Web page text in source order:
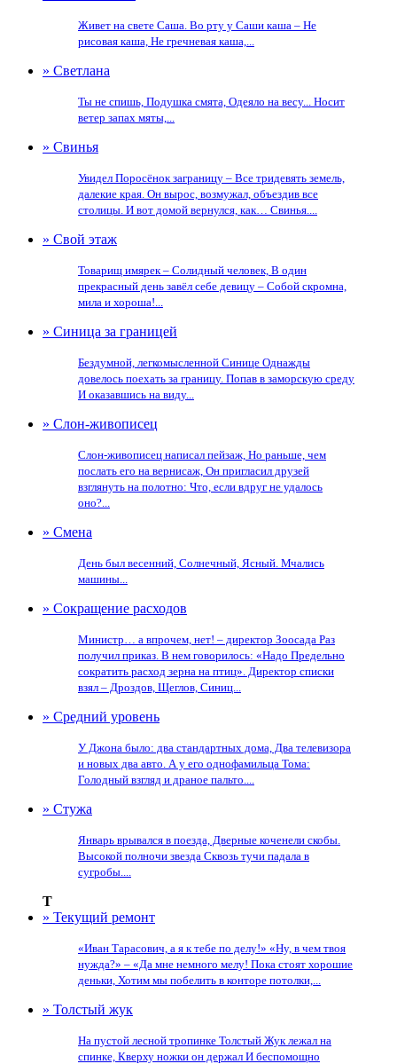
Живет на свете Саша. Во рту у Саши каша – Не
рисовая каша, Не гречневая каша,...
» Светлана
Ты не спишь, Подушка смята, Одеяло на весу... Носит
ветер запах мяты,...
» Свинья
Увидел Поросёнок заграницу – Все тридевять земель,
далекие края. Он вырос, возмужал, объездив все
столицы. И вот домой вернулся, как… Свинья....
» Свой этаж
Товарищ имярек – Солидный человек, В один
прекрасный день завёл себе девицу – Собой скромна,
мила и хороша!...
» Синица за границей
Бездумной, легкомысленной Синице Однажды
довелось поехать за границу. Попав в заморскую среду
И оказавшись на виду...
» Слон-живописец
Слон-живописец написал пейзаж, Но раньше, чем
послать его на вернисаж, Он пригласил друзей
взглянуть на полотно: Что, если вдруг не удалось
оно?...
» Смена
День был весенний, Солнечный, Ясный. Мчались
машины...
» Сокращение расходов
Министр… а впрочем, нет! – директор Зоосада Раз
получил приказ. В нем говорилось: «Надо Предельно
сократить расход зерна на птиц». Директор списки
взял – Дроздов, Щеглов, Синиц...
» Средний уровень
У Джона было: два стандартных дома, Два телевизора
и новых два авто. А у его однофамильца Тома:
Голодный взгляд и драное пальто....
» Стужа
Январь врывался в поезда, Дверные коченели скобы.
Высокой полночи звезда Сквозь тучи падала в
сугробы....
Т
» Текущий ремонт
«Иван Тарасович, а я к тебе по делу!» «Ну, в чем твоя
нужда?» – «Да мне немного мелу! Пока стоят хорошие
деньки, Хотим мы побелить в конторе потолки,...
» Толстый жук
На пустой лесной тропинке Толстый Жук лежал на
спинке, Кверху ножки он держал И беспомощно